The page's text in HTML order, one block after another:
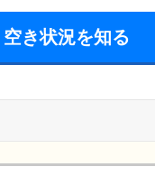
空き状況を知る